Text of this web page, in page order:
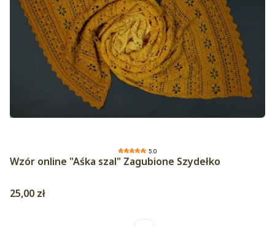
5.0
Wzór online "Aśka szal" Zagubione Szydełko
Cena
25,00 zł